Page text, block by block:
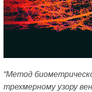
“Метод
трехмерному узору